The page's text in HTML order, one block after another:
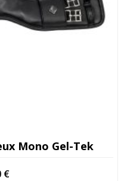
Mono Gel-Tek
€